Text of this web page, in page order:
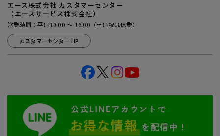
エース株式会社 カスタマーセンター
（エースサービス株式会社）
営業時間：平日10:00 ～ 16:00（土日祝は休業）
カスタマーセンター HP